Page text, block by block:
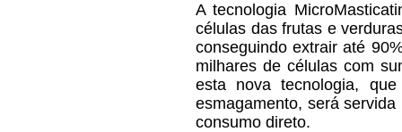
A tecnologia
células das frutas e
conseguindo extrair até
milhares de células com
esta nova tecnologia,
esmagamento, será
consumo direto.